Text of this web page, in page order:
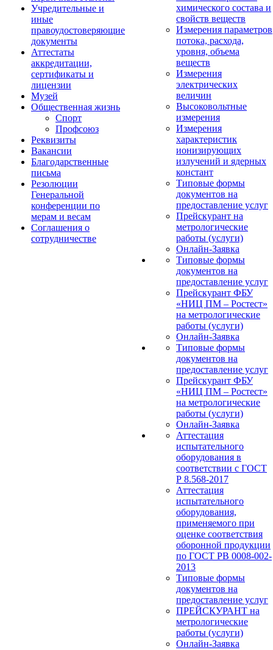
Учредительные и
иные
правоудостоверяющие
документы
Аттестаты
аккредитации,
сертификаты и
лицензии
Музей
Общественная жизнь
Спорт
Профсоюз
Реквизиты
Вакансии
Благодарственные
письма
Резолюции
Генеральной
конференции по
мерам и весам
Соглашения о
сотрудничестве
химического состава и
свойств веществ
Измерения параметров
потока, расхода,
уровня, объема
веществ
Измерения
электрических
величин
Высоковольтные
измерения
Измерения
характеристик
ионизирующих
излучений и ядерных
констант
Типовые формы
документов на
предоставление услуг
Прейскурант на
метрологические
работы (услуги)
Онлайн-Заявка
Типовые формы
документов на
предоставление услуг
Прейскурант ФБУ
«НИЦ ПМ – Ростест»
на метрологические
работы (услуги)
Онлайн-Заявка
Типовые формы
документов на
предоставление услуг
Прейскурант ФБУ
«НИЦ ПМ – Ростест»
на метрологические
работы (услуги)
Онлайн-Заявка
Аттестация
испытательного
оборудования в
соответствии с ГОСТ
Р 8.568-2017
Аттестация
испытательного
оборудования,
применяемого при
оценке соответствия
оборонной продукции
по ГОСТ РВ 0008-002-
2013
Типовые формы
документов на
предоставление услуг
ПРЕЙСКУРАНТ на
метрологические
работы (услуги)
Онлайн-Заявка